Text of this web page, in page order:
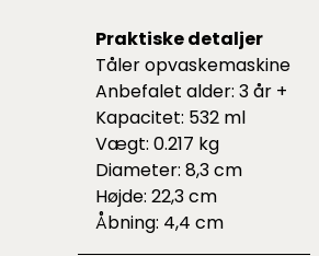
Praktiske detaljer
Tåler opvaskemaskine
Anbefalet alder: 3 år +
Kapacitet: 532 ml
Vægt: 0.217 kg
Diameter: 8,3 cm
Højde: 22,3 cm
Åbning: 4,4 cm